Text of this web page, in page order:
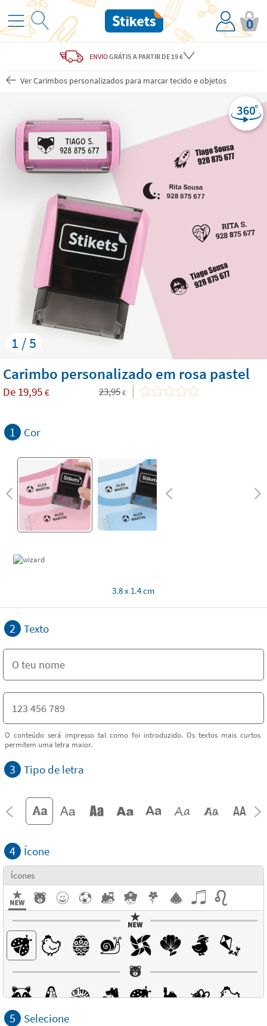
0
ENVIOGRÁTIS A PARTIR DE 19 €
Ver Carimbos personalizados para marcar tecido e objetos
1 / 5
Carimbo personalizado em rosa pastel
De 19,95 € 23,95 €
1 Cor
3.8 x 1.4 cm
2 Texto
O conteúdo será impresso tal como foi introduzido. Os textos mais curtos
permitem uma letra maior.
3 Tipo de letra
4 Ícone
Ícones
5 Selecione